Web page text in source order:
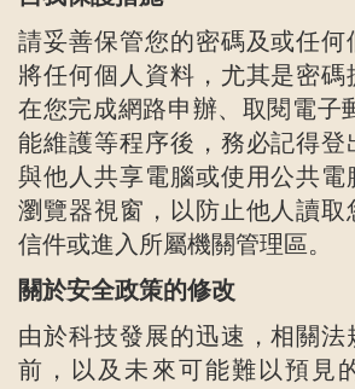
請妥善保管您的密碼及或任何
將任何個人資料，尤其是密碼
在您完成網路申辦、取閱電子
能維護等程序後，務必記得登
與他人共享電腦或使用公共電
瀏覽器視窗，以防止他人讀取
信件或進入所屬機關管理區。
關於安全政策的修改
由於科技發展的迅速，相關
前，以及未來可能難以預見